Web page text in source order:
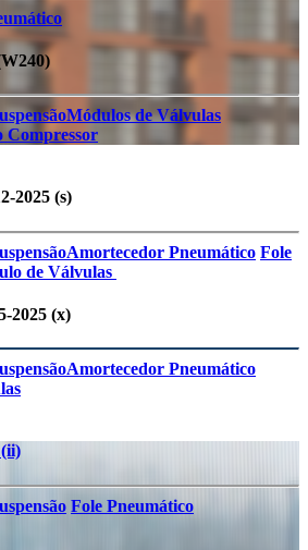
Módulos de Válvulas
Compressor
2025 (s)
Amortecedor Pneumático Fole
de Válvulas
2025 (x)
Amortecedor Pneumático
Fole Pneumático